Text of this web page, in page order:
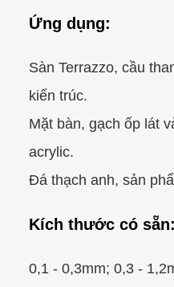
Ứng dụng:
Sàn Terrazzo, cầu
kiến trúc.
Mặt bàn, gạch ốp lát
acrylic.
Đá thạch anh, sản
Kích thước có sẵn:
0,1 - 0,3mm; 0,3 -